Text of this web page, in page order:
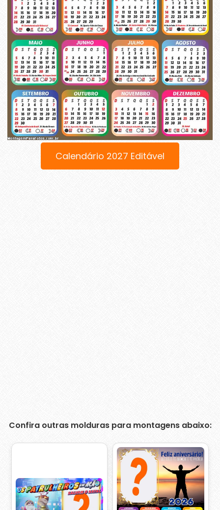
Calendário 2027 Editável
Confira outras molduras para montagens abaixo: